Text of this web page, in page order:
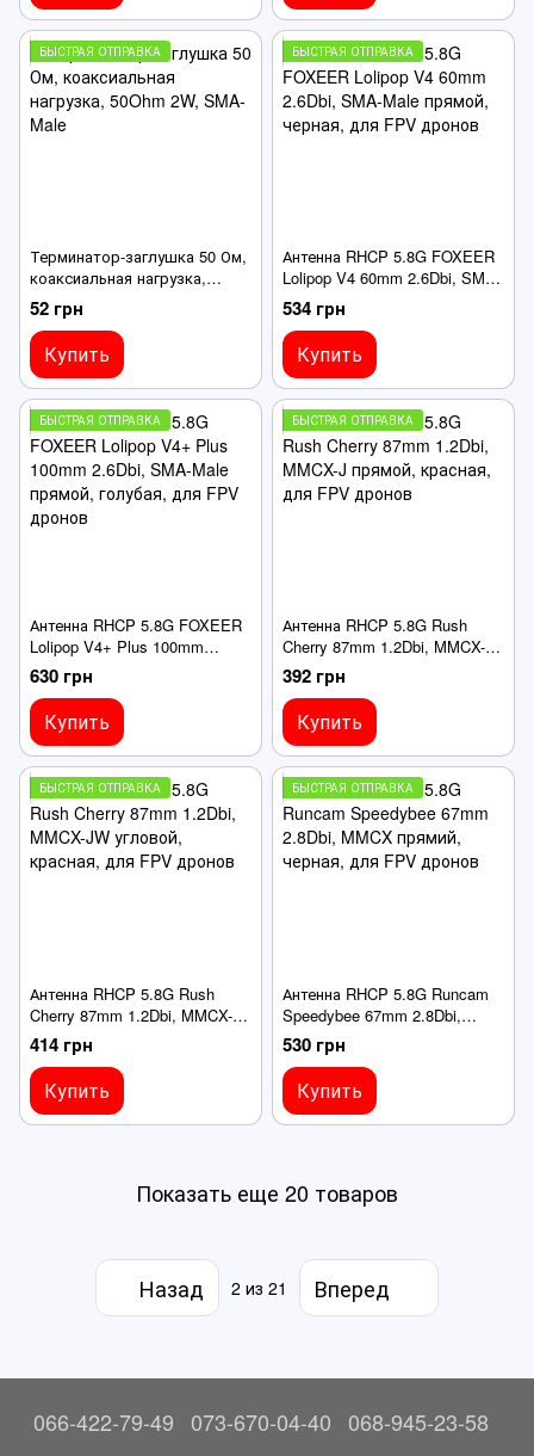
БЫСТРАЯ ОТПРАВКА
Терминатор-заглушка 50 Ом,
коаксиальная нагрузка,
50Ohm 2W, SMA-Male
52 грн
Купить
БЫСТРАЯ ОТПРАВКА
Антенна RHCP 5.8G FOXEER
Lolipop V4 60mm 2.6Dbi, SMA-
Male прямой, черная, для
FPV дронов
534 грн
Купить
БЫСТРАЯ ОТПРАВКА
Антенна RHCP 5.8G FOXEER
Lolipop V4+ Plus 100mm
2.6Dbi, SMA-Male прямой,
голубая, для FPV дронов
630 грн
Купить
БЫСТРАЯ ОТПРАВКА
Антенна RHCP 5.8G Rush
Cherry 87mm 1.2Dbi, MMCX-J
прямой, красная, для FPV
дронов
392 грн
Купить
БЫСТРАЯ ОТПРАВКА
Антенна RHCP 5.8G Rush
Cherry 87mm 1.2Dbi, MMCX-
JW угловой, красная, для
FPV дронов
414 грн
Купить
БЫСТРАЯ ОТПРАВКА
Антенна RHCP 5.8G Runcam
Speedybee 67mm 2.8Dbi,
MMCX прямий, черная, для
FPV дронов
530 грн
Купить
Показать еще 20 товаров
Назад 2 из 21 Вперед
066-422-79-49 073-670-04-40 068-945-23-58